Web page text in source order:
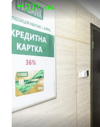
227 км